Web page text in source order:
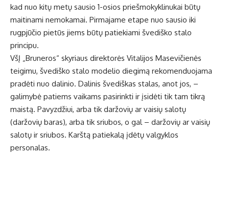
kad nuo kitų metų sausio 1-osios priešmokyklinukai būtų
maitinami nemokamai. Pirmajame etape nuo sausio iki
rugpjūčio pietūs jiems būtų patiekiami švediško stalo
principu.
VšĮ „Bruneros“ skyriaus direktorės Vitalijos Masevičienės
teigimu, švediško stalo modelio diegimą rekomenduojama
pradėti nuo dalinio. Dalinis švediškas stalas, anot jos, –
galimybė patiems vaikams pasirinkti ir įsidėti tik tam tikrą
maistą. Pavyzdžiui, arba tik daržovių ar vaisių salotų
(daržovių baras), arba tik sriubos, o gal – daržovių ar vaisių
salotų ir sriubos. Karštą patiekalą įdėtų valgyklos
personalas.